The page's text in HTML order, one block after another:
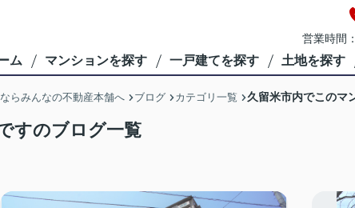
営業時間
ム マンションを探す 一戸建てを探す 土地を探す
らみんなの不動産本舗へ ブログ カテゴリ一覧 久留米市内でこのマ
すのブログ一覧